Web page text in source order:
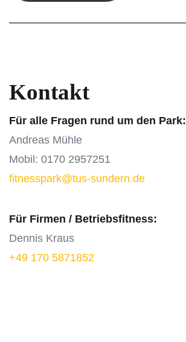
Kontakt
Für alle Fragen rund um den Park:
Andreas Mühle
Mobil: 0170 2957251
fitnesspark@tus-sundern.de
Für Firmen / Betriebsfitness:
Dennis Kraus
+49 170 5871852